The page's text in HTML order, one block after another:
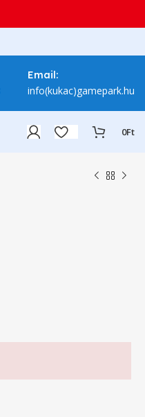
Email:
info(kukac)gamepark.hu
0Ft